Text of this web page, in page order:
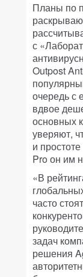
Планы по
с
Outpost
очередь с
вдвое
основных
уверяют,
и
Pro он им
«В
часто
задач
решения